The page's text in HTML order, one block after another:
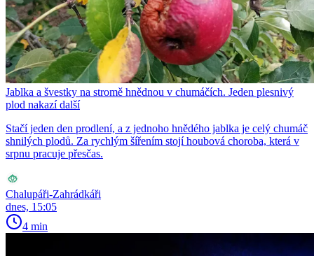
Jablka a švestky na stromě hnědnou v chumáčích. Jeden plesnivý
plod nakazí další
Stačí jeden den prodlení, a z jednoho hnědého jablka je celý chumáč
shnilých plodů. Za rychlým šířením stojí houbová choroba, která v
srpnu pracuje přesčas.
Chalupáři-Zahrádkáři
dnes, 15:05
4 min